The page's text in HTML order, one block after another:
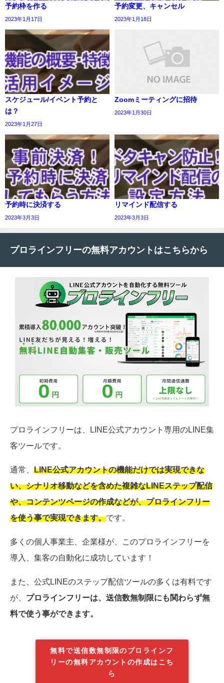
予約枠を作る
2023年1月17日
予約変更、キャンセル
2023年1月18日
スケジュール/イベント予約と
は？
2023年1月27日
Zoomミーティングに招待
2023年1月30日
予約時に決済する
2023年3月3日
リマインド配信する
2023年3月3日
プロラインフリーの無料アカウントはこちらから
プロラインフリーは、LINE公式アカウント専用のLINE集
客ツールです。
通常、 LINE公式アカウントの機能だけでは実現できな
い、シナリオ移動などを含めた複雑なLINEステップ配信
や、コンテンツページの作成などが、プロラインフリー
を使う事で実現できます。です。
多くの個人事業主、企業様が、このプロラインフリーを
導入、集客の自動化に成功しています！
また、公式LINEのステップ配信ツールの多くは有料です
が、 プロラインフリーは、送信数無制限にも関わらず無
料で使う事ができます。
無料で送信数無制限のプロラインフ
リーの無料アカウントの作成はこち
ら